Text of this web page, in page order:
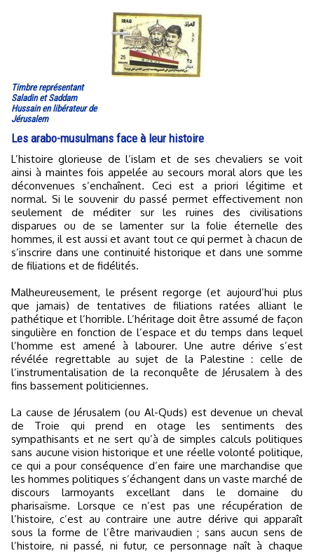
Timbre représentant
Saladin et Saddam
Hussain en libérateur de
Jérusalem
​Les arabo-musulmans face à leur histoire
L’histoire glorieuse de l’islam et de ses chevaliers se voit
ainsi à maintes fois appelée au secours moral alors que les
déconvenues s’enchaînent. Ceci est a priori légitime et
normal. Si le souvenir du passé permet effectivement non
seulement de méditer sur les ruines des civilisations
disparues ou de se lamenter sur la folie éternelle des
hommes, il est aussi et avant tout ce qui permet à chacun de
s’inscrire dans une continuité historique et dans une somme
de filiations et de fidélités.
​Malheureusement, le présent regorge (et aujourd’hui plus
que jamais) de tentatives de filiations ratées alliant le
pathétique et l’horrible. L’héritage doit être assumé de façon
singulière en fonction de l’espace et du temps dans lequel
l’homme est amené à labourer. Une autre dérive s’est
révélée regrettable au sujet de la Palestine : celle de
l’instrumentalisation de la reconquête de Jérusalem à des
fins bassement politiciennes.
La cause de Jérusalem (ou Al-Quds) est devenue un cheval
de Troie qui prend en otage les sentiments des
sympathisants et ne sert qu’à de simples calculs politiques
sans aucune vision historique et une réelle volonté politique,
ce qui a pour conséquence d’en faire une marchandise que
les hommes politiques s’échangent dans un vaste marché de
discours larmoyants excellant dans le domaine du
pharisaïsme. Lorsque ce n’est pas une récupération de
l’histoire, c’est au contraire une autre dérive qui apparaît
sous la forme de l’être marivaudien ; sans aucun sens de
l’histoire, ni passé, ni futur, ce personnage naît à chaque